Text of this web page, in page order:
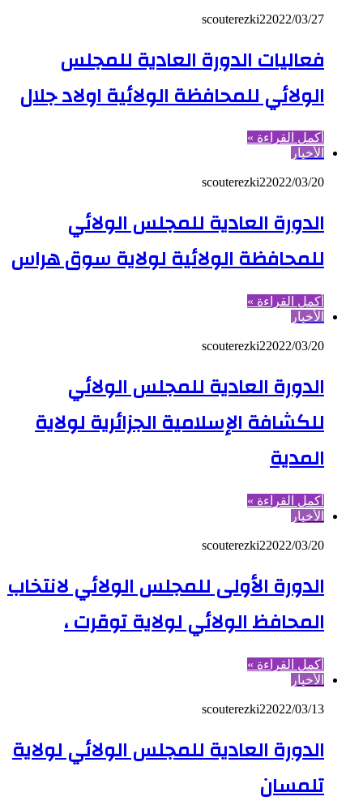
scouterezki22022/03/27
فعاليات الدورة العادية للمجلس
الولائي للمحافظة الولائية اولاد جلال
أكمل القراءة »
الأخبار
scouterezki22022/03/20
الدورة العادية للمجلس الولائي
للمحافظة الولائية لولاية سوق هراس
أكمل القراءة »
الأخبار
scouterezki22022/03/20
الدورة العادية للمجلس الولائي
للكشافة الإسلامية الجزائرية لولاية
المدية
أكمل القراءة »
الأخبار
scouterezki22022/03/20
الدورة الأولى للمجلس الولائي لانتخاب
المحافظ الولائي لولاية توقرت ،
أكمل القراءة »
الأخبار
scouterezki22022/03/13
الدورة العادية للمجلس الولائي لولاية
تلمسان